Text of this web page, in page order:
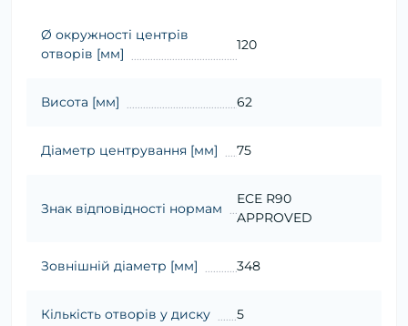
Ø окружності центрів
отворів [мм]
120
Висота [мм] 62
Діаметр центрування [мм] 75
Знак відповідності нормам
ECE R90
APPROVED
Зовнішній діаметр [мм] 348
Кількість отворів у диску 5